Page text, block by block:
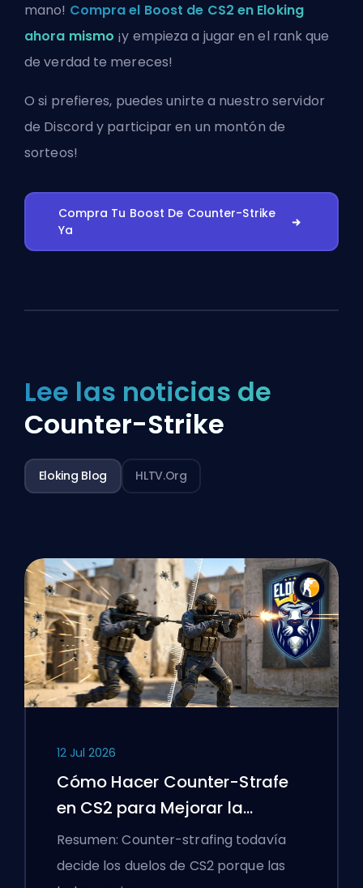
mano! Compra el Boost de CS2 en Eloking
ahora mismo ¡y empieza a jugar en el rank que
de verdad te mereces!
O si prefieres, puedesunirte a nuestro servidor
de Discord y participar en un montón de
sorteos!
Compra Tu Boost De Counter-Strike
Ya
Lee las noticias de
Counter-Strike
Eloking Blog HLTV.org
12 Jul 2026
Cómo Hacer Counter-Strafe
en CS2 para Mejorar la
Precisión
Resumen: Counter-strafing todavía
decide los duelos de CS2 porque las